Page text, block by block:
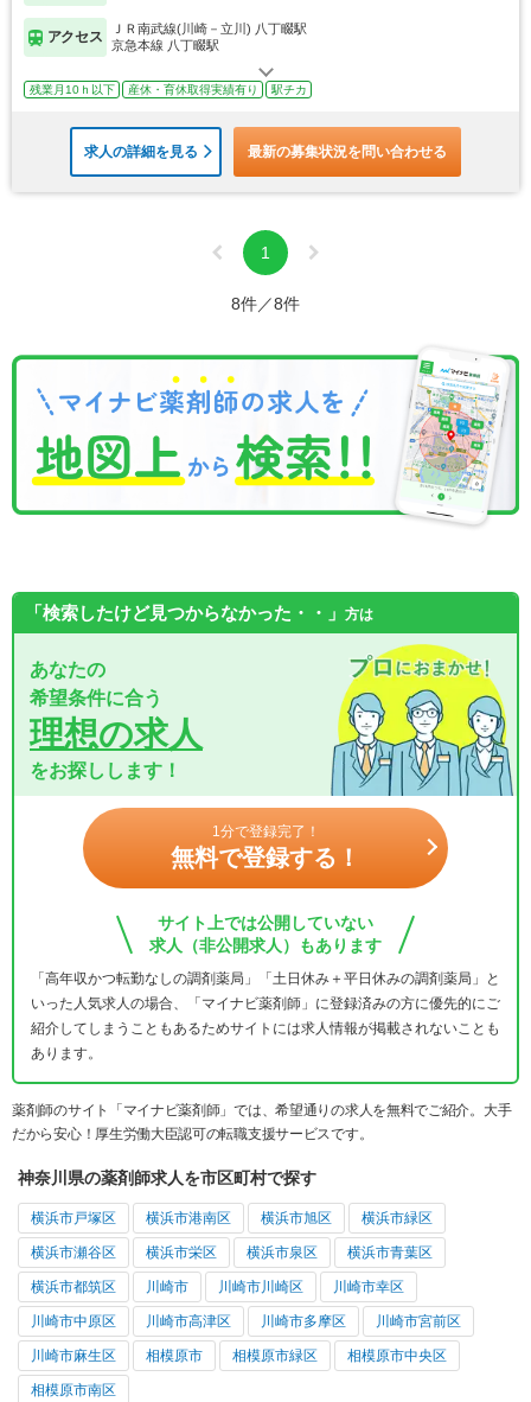
アクセス
ＪＲ南武線(川崎－立川) 八丁畷駅
京急本線 八丁畷駅
残業月10ｈ以下 産休・育休取得実績有り 駅チカ
求人の詳細を見る 最新の募集状況を問い合わせる
1
8件／8件
「検索したけど見つからなかった・・」 方は
あなたの
希望条件に合う
理想の求人
をお探しします！
1分で登録完了！
無料で登録する！
サイト上では公開していない
求人（非公開求人）もあります
「高年収かつ転勤なしの調剤薬局」「土日休み＋平日休みの調剤薬局」と
いった人気求人の場合、「マイナビ薬剤師」に登録済みの方に優先的にご
紹介してしまうこともあるためサイトには求人情報が掲載されないことも
あります。
薬剤師のサイト「マイナビ薬剤師」では、希望通りの求人を無料でご紹介。大手
だから安心！厚生労働大臣認可の転職支援サービスです。
神奈川県の薬剤師求人を市区町村で探す
横浜市戸塚区 横浜市港南区 横浜市旭区 横浜市緑区
横浜市瀬谷区 横浜市栄区 横浜市泉区 横浜市青葉区
横浜市都筑区 川崎市 川崎市川崎区 川崎市幸区
川崎市中原区 川崎市高津区 川崎市多摩区 川崎市宮前区
川崎市麻生区 相模原市 相模原市緑区 相模原市中央区
相模原市南区